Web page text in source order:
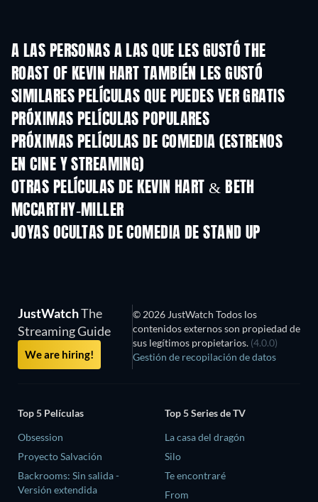
A LAS PERSONAS A LAS QUE LES GUSTÓ THE
ROAST OF KEVIN HART TAMBIÉN LES GUSTÓ
SIMILARES PELÍCULAS QUE PUEDES VER GRATIS
PRÓXIMAS PELÍCULAS POPULARES
PRÓXIMAS PELÍCULAS DE COMEDIA (ESTRENOS
EN CINE Y STREAMING)
OTRAS PELÍCULAS DE KEVIN HART & BETH
MCCARTHY-MILLER
JOYAS OCULTAS DE COMEDIA DE STAND UP
JustWatchThe
Streaming Guide
We are hiring!
© 2026 JustWatch Todos los
contenidos externos son propiedad de
sus legítimos propietarios. (4.0.0)
Gestión de recopilación de datos
Top 5 Películas
Obsession
Proyecto Salvación
Backrooms: Sin salida -
Versión extendida
Top 5 Series de TV
La casa del dragón
Silo
Te encontraré
From